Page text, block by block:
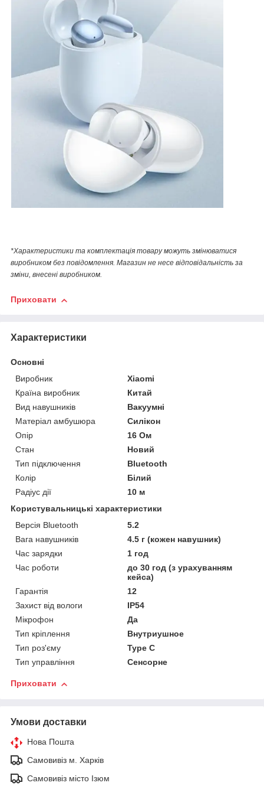
*Характеристики та комплектація товару можуть змінюватися
виробником без повідомлення. Магазин не несе відповідальність за
зміни, внесені виробником.
Приховати
Характеристики
Основні
Виробник
Xiaomi
Країна виробник
Китай
Вид навушників
Вакуумні
Матеріал амбушюра
Силікон
Опір
16 Ом
Стан
Новий
Тип підключення
Bluetooth
Колір
Білий
Радіус дії
10 м
Користувальницькі характеристики
Версія Bluetooth
5.2
Вага навушників
4.5 г (кожен навушник)
Час зарядки
1 год
Час роботи
до 30 год (з урахуванням
кейса)
Гарантія
12
Захист від вологи
IP54
Мікрофон
Да
Тип кріплення
Внутриушное
Тип роз'єму
Type C
Тип управління
Сенсорне
Приховати
Умови доставки
Нова Пошта
Самовивіз м. Харків
Самовивіз місто Ізюм